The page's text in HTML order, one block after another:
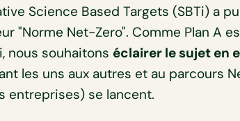
Science Based Targets (SBTi) a
"Norme Net-Zero". Comme Plan A
nous souhaitons éclairer le sujet en
les uns aux autres et au parcours
entreprises) se lancent.